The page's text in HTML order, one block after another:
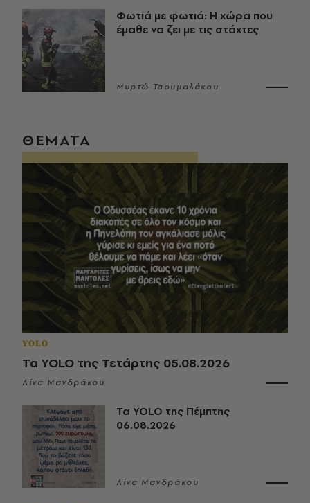
Φωτιά με φωτιά: Η χώρα που
έμαθε να ζει με τις στάχτες
Μυρτώ Τσουμαλάκου
ΘΕΜΑΤΑ
YOLO
Τα YOLO της Τετάρτης 05.08.2026
Λίνα Μανδράκου
Τα YOLO της Πέμπτης
06.08.2026
Λίνα Μανδράκου